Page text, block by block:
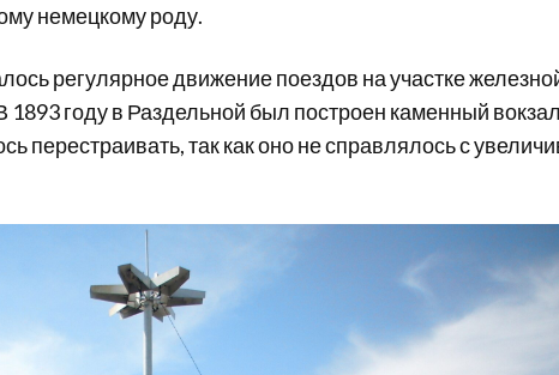
немецкому роду.
регулярное движение поездов на участке
1893 году в Раздельной был построен каменный
перестраивать, так как оно не справлялось с